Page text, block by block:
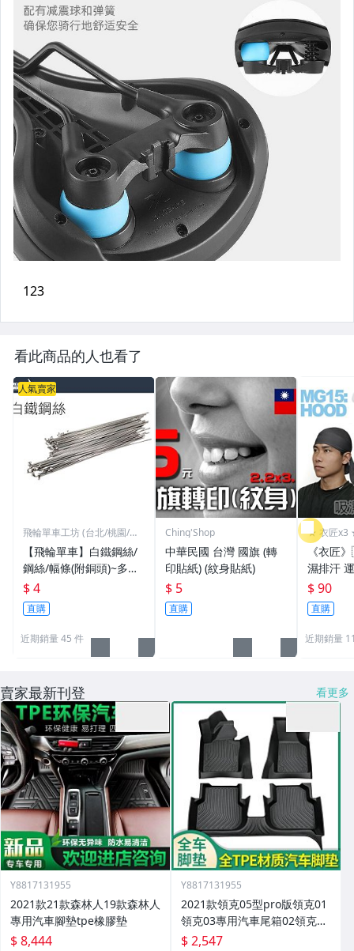
看此商品的人也看了
人氣賣家
飛輪單車工坊 (台北/桃園/高
【飛輪單車】白鐵鋼絲/
鋼絲/幅條(附銅頭)~多種
規格/一支價格需要多少
買多少[1101]
$ 4
直購
近期銷量 45 件
Ching'Shop
中華民國 台灣 國旗 (轉
印貼紙) (紋身貼紙)
$ 5
直購
★ 衣匠x3
《衣匠
濕排汗
頭巾 機
盜帽
$ 90
直購
近期銷量
賣家最新刊登 看更多
Y8817131955
2021款21款森林人19款森林人
專用汽車腳墊tpe橡膠墊
$ 8,444
Y8817131955
2021款領克05型pro版領克01
領克03專用汽車尾箱02領克03
腳墊
$ 2,547